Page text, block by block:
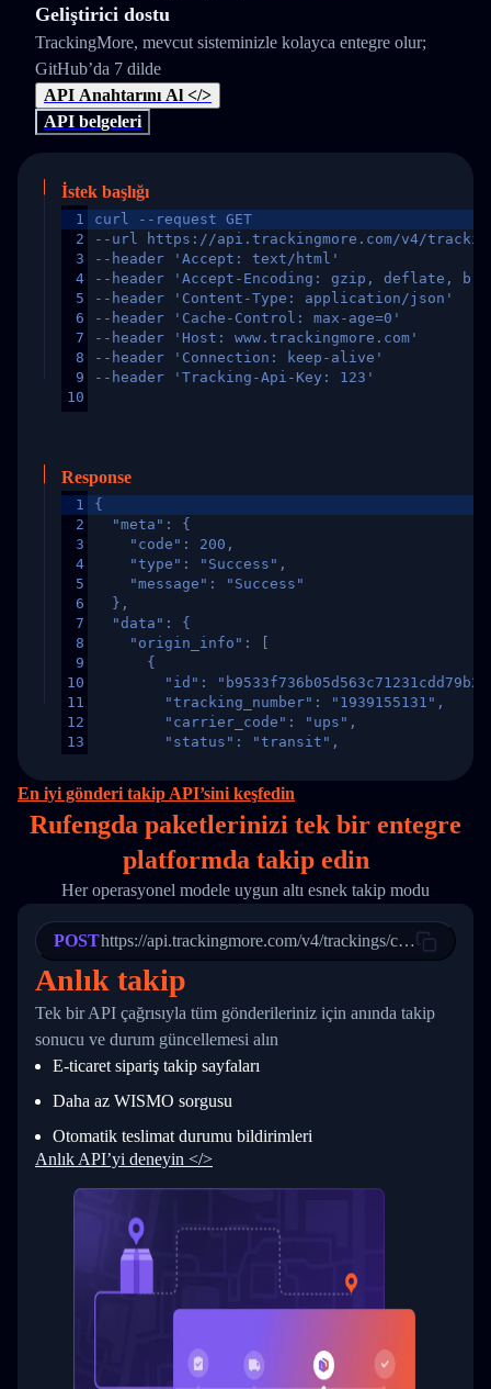
Geliştirici dostu
TrackingMore, mevcut sisteminizle kolayca entegre olur;
GitHub’da 7 dilde
API Anahtarını Al </>
API belgeleri
İstek başlığı
1
2
3
4
5
6
7
8
9
10
curl --request GET
--url https://api.trackingmore.com/v4/trackings/
--header 'Accept: text/html'
--header 'Accept-Encoding: gzip, deflate,
--header 'Content-Type: application/json'
--header 'Cache-Control: max-age=0'
--header 'Host: www.trackingmore.com'
--header 'Connection: keep-alive'
--header 'Tracking-Api-Key: 123'
Response
1
2
3
4
5
6
7
8
9
10
11
12
13
16
17
20
21
22
23
24
25
27
28
29
31
33
34
{
  "meta": {
    "code": 200,
    "type": "Success",
    "message": "Success"
  },
  "data": {
    "origin_info": [
      {
"id":
        "tracking_number": "1939155131",
        "carrier_code": "ups",
        "status": "transit",
        "itemTimeLength": 2,
        "weblink": "",
        "phone": null,
        "trackinfo": [
          {
            "Date": "2017-03-08 04: 22: 00",
"StatusDescription": "Departed
"Details": "Departed Facility
          },
          {
            "Date": "2017-03-06 15:28:00",
"StatusDescription": "Shipment
"Details": "BEIJING-
          }
        ]
      }
  }
}
En iyi gönderi takip API’sini keşfedin
Rufengda paketlerinizi tek bir entegre
platformda takip edin
Her operasyonel modele uygun altı esnek takip modu
POSThttps://api.trackingmore.com/v4/trackings/create
Anlık takip
Tek bir API çağrısıyla tüm gönderileriniz için anında takip
sonucu ve durum güncellemesi alın
E-ticaret sipariş takip sayfaları
Daha az WISMO sorgusu
Otomatik teslimat durumu bildirimleri
Anlık API’yi deneyin </>